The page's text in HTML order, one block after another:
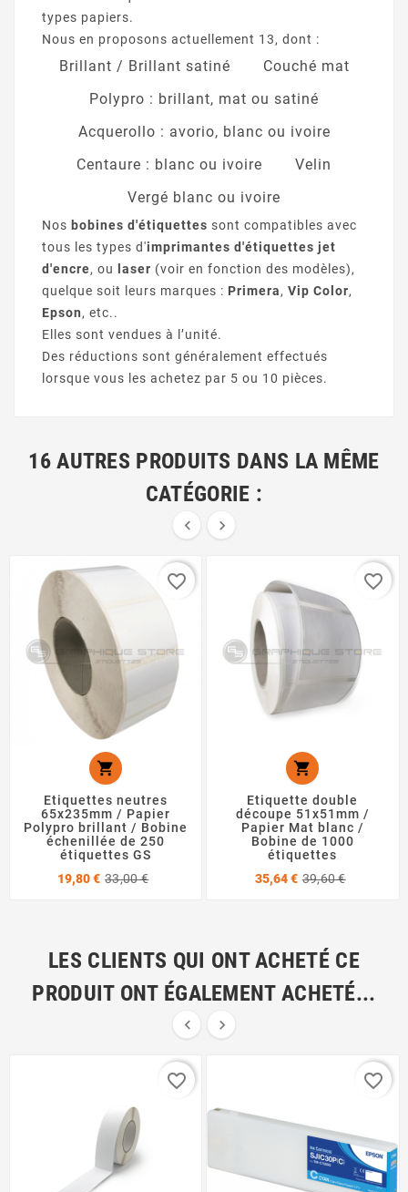
types papiers.
Nous en proposons actuellement 13, dont :
Brillant / Brillant satiné
Couché mat
Polypro : brillant, mat ou satiné
Acquerollo : avorio, blanc ou ivoire
Centaure : blanc ou ivoire
Velin
Vergé blanc ou ivoire
Nos bobines d'étiquettes sont compatibles avec
tous les types d'imprimantes d'étiquettes jet
d'encre, ou laser (voir en fonction des modèles),
quelque soit leurs marques : Primera, Vip Color,
Epson, etc..
Elles sont vendues à l’unité.
Des réductions sont généralement effectués
lorsque vous les achetez par 5 ou 10 pièces.
16 AUTRES PRODUITS DANS LA MÊME
CATÉGORIE :
 

Etiquettes neutres
65x235mm / Papier
Polypro brillant / Bobine
échenillée de 250
étiquettes GS
19,80 € 33,00 €
favorite_border

Etiquette double
découpe 51x51mm /
Papier Mat blanc /
Bobine de 1000
étiquettes
35,64 € 39,60 €
favorite_border
LES CLIENTS QUI ONT ACHETÉ CE
PRODUIT ONT ÉGALEMENT ACHETÉ...
 
favorite_border favorite_border